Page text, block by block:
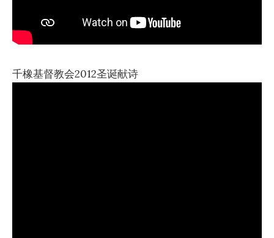
千橡基督教会2012圣诞献诗